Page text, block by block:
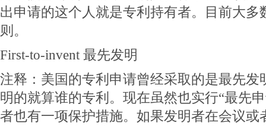
出申请的这个人就是专利持有者。目前大多
则。
First-to-invent 最先发明
注释：美国的专利申请曾经采取的是最先发
明的就算谁的专利。现在虽然也实行“最先
者也有一项保护措施。如果发明者在会议或